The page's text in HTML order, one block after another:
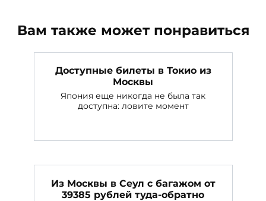
Вам также может понравиться
Доступные билеты в Токио из
Москвы
Япония еще никогда не была так
доступна: ловите момент
Из Москвы в Сеул с багажом от
39385 рублей туда-обратно